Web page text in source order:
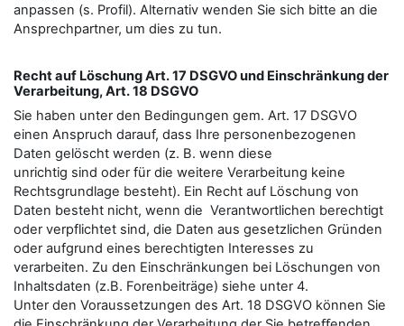
anpassen (s. Profil). Alternativ wenden Sie sich bitte an die
Ansprechpartner, um dies zu tun.
Recht auf Löschung Art. 17 DSGVO und Einschränkung der
Verarbeitung, Art. 18 DSGVO
Sie haben unter den Bedingungen gem. Art. 17 DSGVO
einen Anspruch darauf, dass Ihre personenbezogenen
Daten gelöscht werden (z. B. wenn diese
unrichtig sind oder für die weitere Verarbeitung keine
Rechtsgrundlage besteht). Ein Recht auf Löschung von
Daten besteht nicht, wenn die Verantwortlichen berechtigt
oder verpflichtet sind, die Daten aus gesetzlichen Gründen
oder aufgrund eines berechtigten Interesses zu
verarbeiten. Zu den Einschränkungen bei Löschungen von
Inhaltsdaten (z.B. Forenbeiträge) siehe unter 4.
Unter den Voraussetzungen des Art. 18 DSGVO können Sie